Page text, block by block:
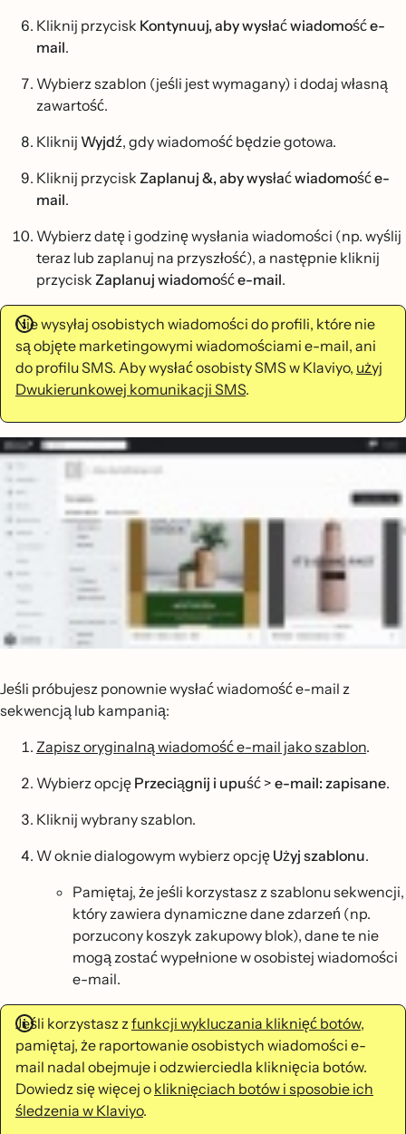
Kliknij przycisk Kontynuuj, aby wysłać wiadomość e-
mail.
Wybierz szablon (jeśli jest wymagany) i dodaj własną
zawartość.
Kliknij Wyjdź, gdy wiadomość będzie gotowa.
Kliknij przycisk Zaplanuj &, aby wysłać wiadomość e-
mail.
Wybierz datę i godzinę wysłania wiadomości (np. wyślij
teraz lub zaplanuj na przyszłość), a następnie kliknij
przycisk Zaplanuj wiadomość e-mail.
Nie wysyłaj osobistych wiadomości do profili, które nie
są objęte marketingowymi wiadomościami e-mail, ani
do profilu SMS. Aby wysłać osobisty SMS w Klaviyo, użyj
Dwukierunkowej komunikacji SMS.
Jeśli próbujesz ponownie wysłać wiadomość e-mail z
sekwencją lub kampanią:
Zapisz oryginalną wiadomość e-mail jako szablon.
Wybierz opcję Przeciągnij i upuść > e-mail: zapisane.
Kliknij wybrany szablon.
W oknie dialogowym wybierz opcję Użyj szablonu.
Pamiętaj, że jeśli korzystasz z szablonu sekwencji,
który zawiera dynamiczne dane zdarzeń (np.
porzucony koszyk zakupowy blok), dane te nie
mogą zostać wypełnione w osobistej wiadomości
e-mail.
Jeśli korzystasz zfunkcji wykluczania kliknięć botów,
pamiętaj, że raportowanie osobistych wiadomości e-
mail nadal obejmuje i odzwierciedla kliknięcia botów.
Dowiedz się więcej o kliknięciach botów i sposobie ich
śledzenia w Klaviyo.